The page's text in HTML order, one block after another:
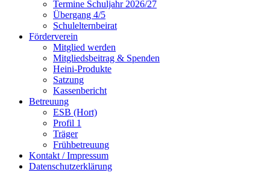
Termine Schuljahr 2026/27
Übergang 4/5
Schulelternbeirat
Förderverein
Mitglied werden
Mitgliedsbeitrag & Spenden
Heini-Produkte
Satzung
Kassenbericht
Betreuung
ESB (Hort)
Profil 1
Träger
Frühbetreuung
Kontakt / Impressum
Datenschutzerklärung